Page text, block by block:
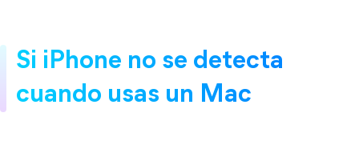
Si iPhone no se detecta
cuando usas un Mac